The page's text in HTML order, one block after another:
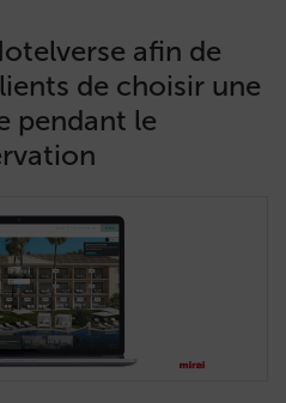
afin de
de choisir une
pendant le